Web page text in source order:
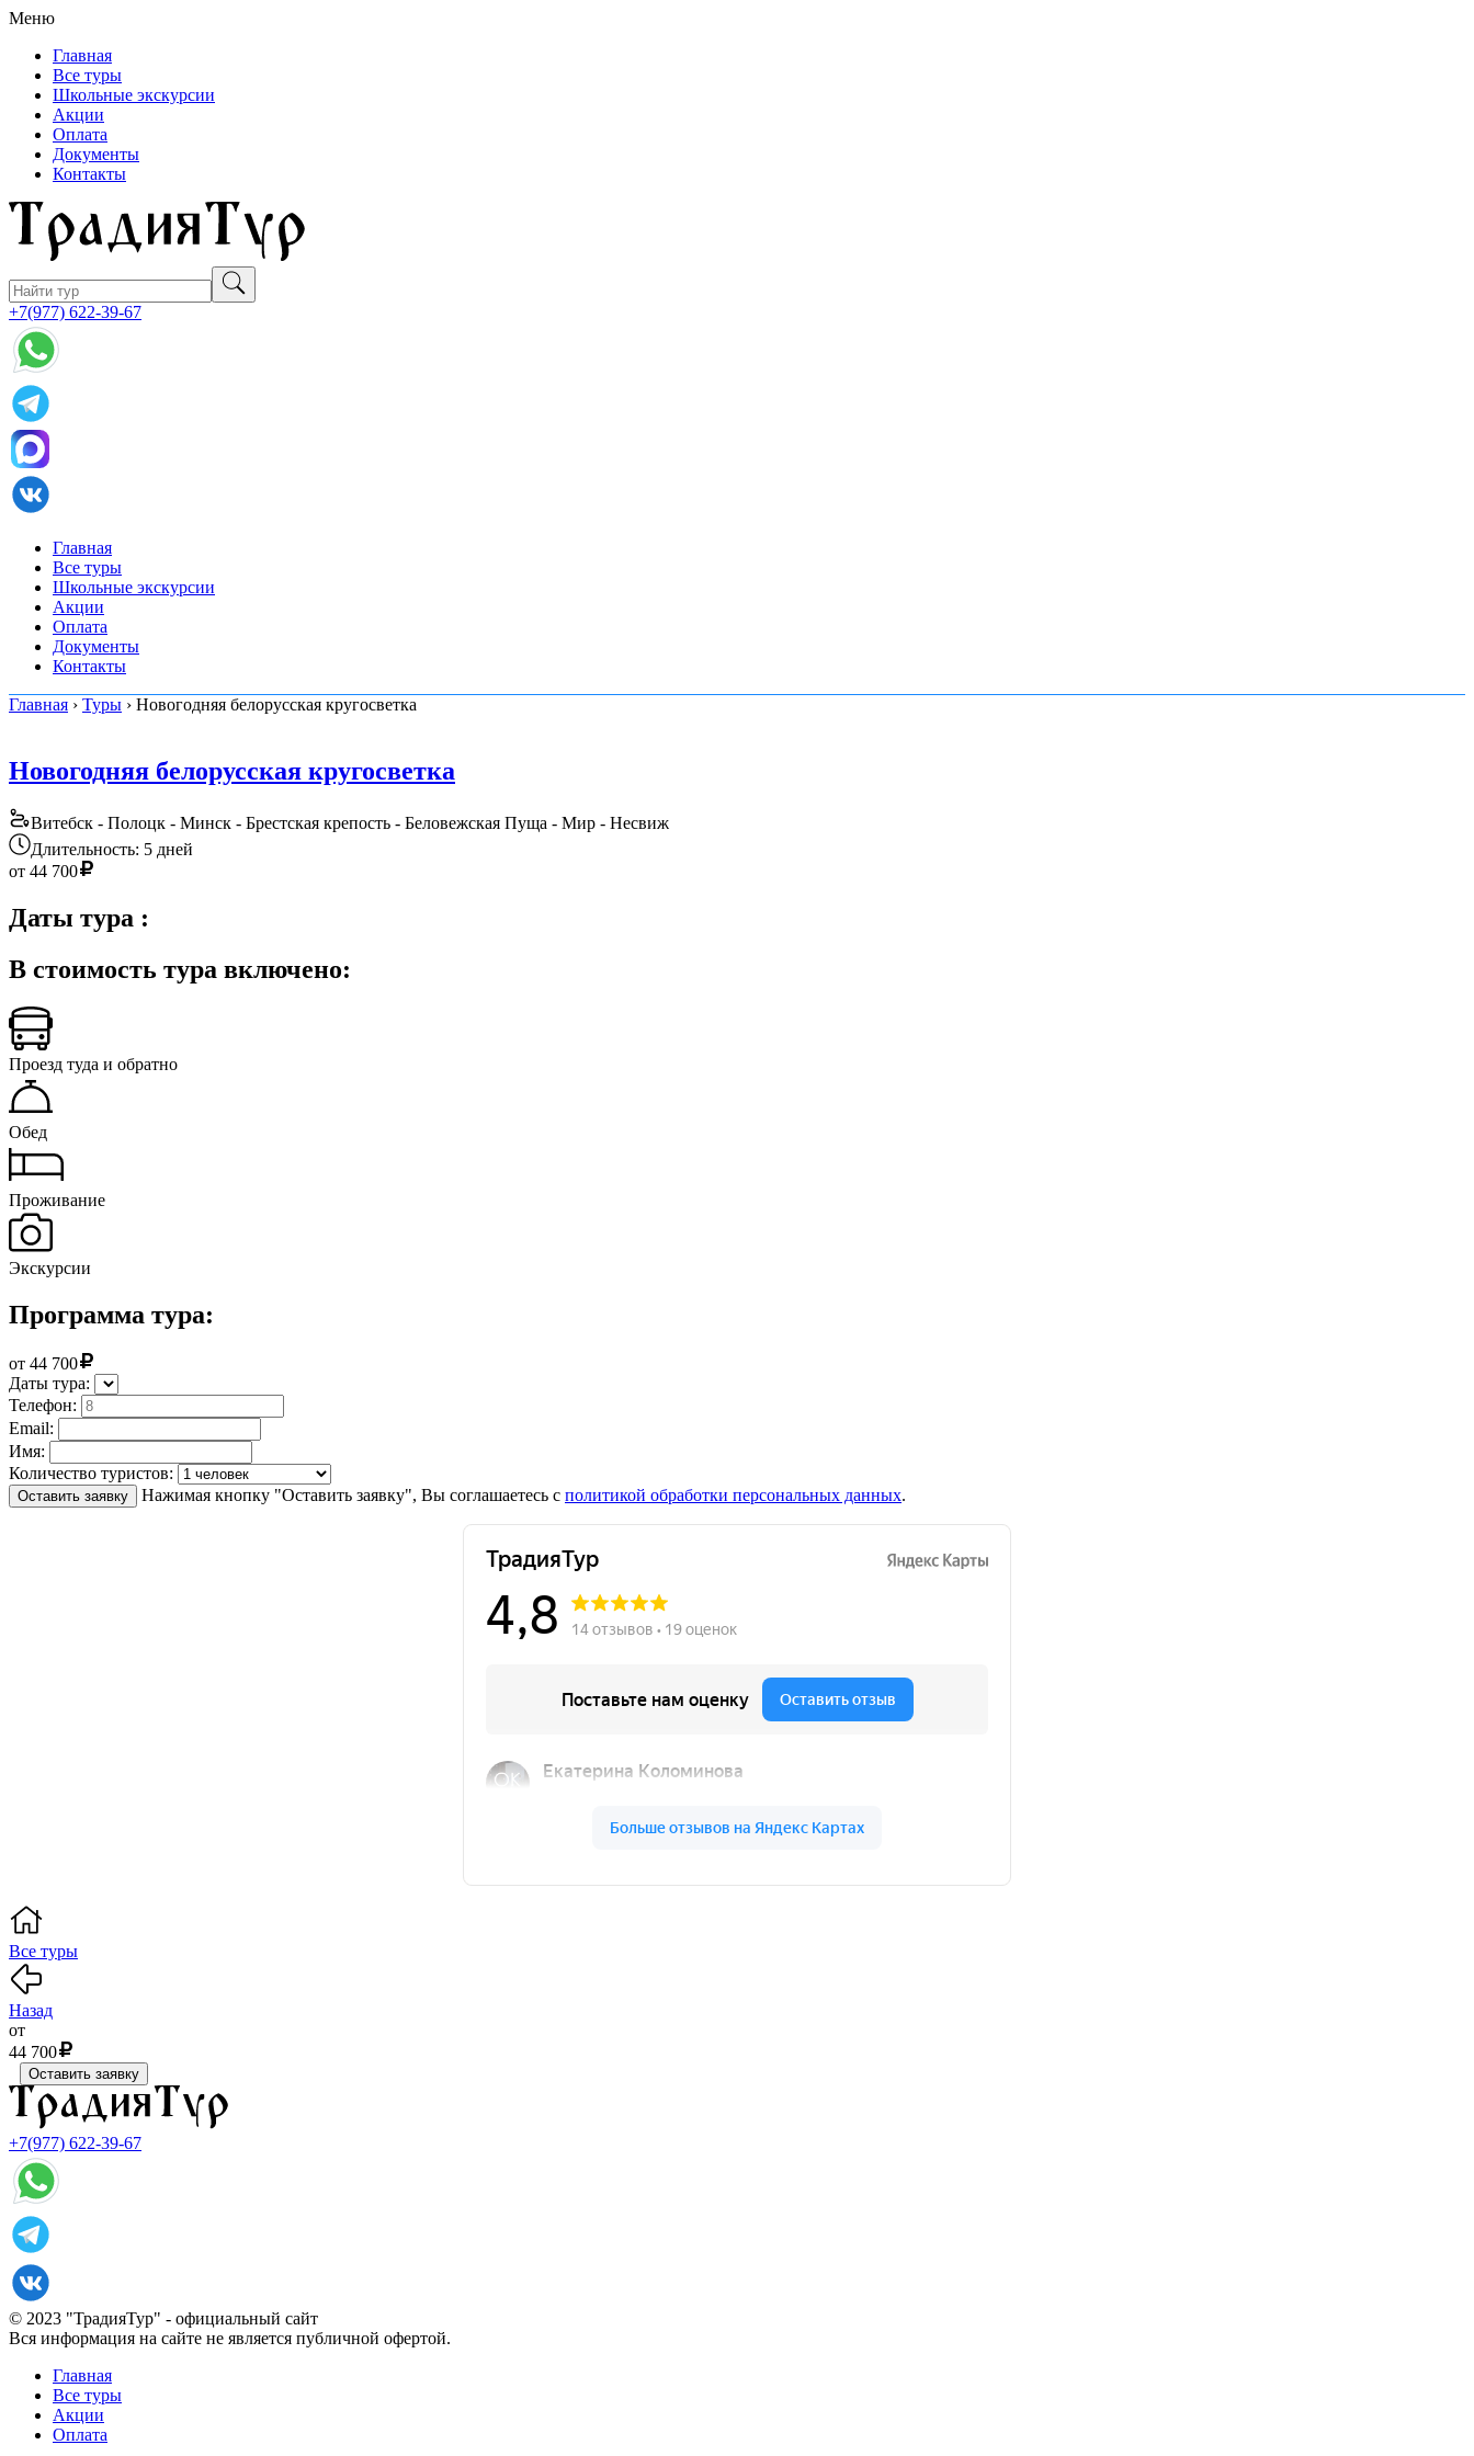
Меню
Главная
Все туры
Школьные экскурсии
Акции
Оплата
Документы
Контакты
+7(977) 622-39-67
Главная
Все туры
Школьные экскурсии
Акции
Оплата
Документы
Контакты
Главная › Туры › Новогодняя белорусская кругосветка
Новогодняя белорусская кругосветка
Витебск - Полоцк - Минск - Брестская крепость - Беловежская Пуща - Мир - Несвиж
Длительность: 5 дней
от 44 700
Даты тура :
В стоимость тура включено:
Проезд туда и обратно
Обед
Проживание
Экскурсии
Программа тура:
от 44 700
Даты тура:
Телефон:
Email:
Имя:
Количество туристов:
Оставить заявку Нажимая кнопку "Оставить заявку", Вы соглашаетесь с политикой обработки персональных данных.
Все туры
Назад
от
44 700
Оставить заявку
+7(977) 622-39-67
© 2023 "ТрадияТур" - официальный сайт
Вся информация на сайте не является публичной офертой.
Главная
Все туры
Акции
Оплата